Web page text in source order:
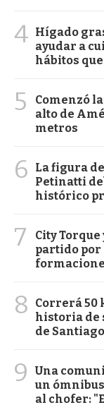
4 Hígado
ayudar a
hábitos
5
Comenzó
alto de
metros
6
La figura
Petinatti
histórico
7
City
partido por
8
Correrá 50
historia de
de
9
Una
un
al chofer: